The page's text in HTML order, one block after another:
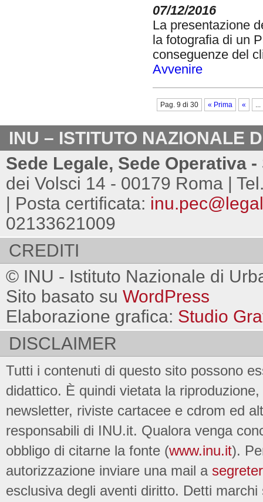
07/12/2016
La presentazione
la fotografia di un
conseguenze del
Avvenire
Pag. 9 di 30 « Prima « ...
INU – ISTITUTO NAZIONALE
Sede Legale, Sede Operativa
dei Volsci 14 - 00179 Roma |
| Posta certificata:
02133621009
CREDITI
© INU - Istituto Nazionale di
Sito basato su WordPress
Elaborazione grafica: Studio
DISCLAIMER
Tutti i contenuti di questo sito possono
didattico. È quindi vietata la
newsletter, riviste cartacee e cdrom ed
responsabili di INU.it. Qualora venga
obbligo di citarne la fonte (www.inu.it).
autorizzazione inviare una mail a
esclusiva degli aventi diritto. Detti